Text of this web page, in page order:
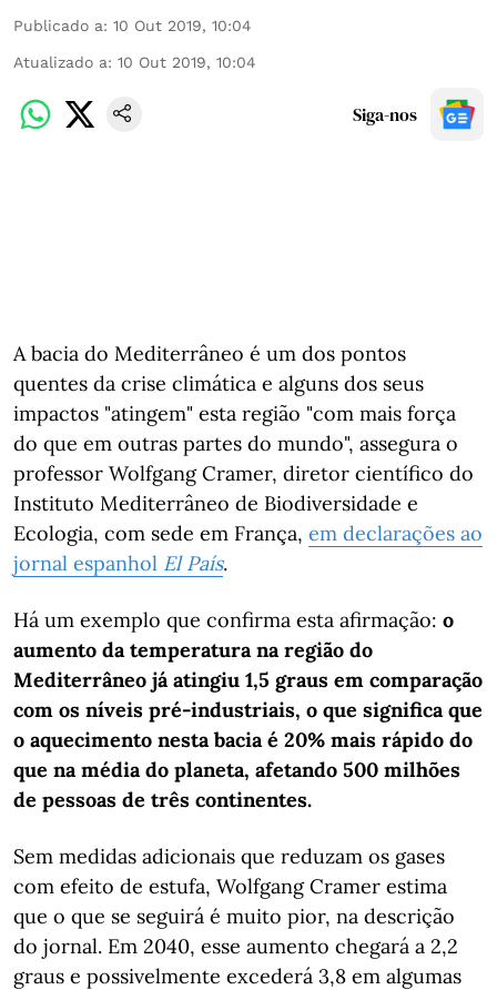
Publicado a: 10 Out 2019, 10:04
Atualizado a: 10 Out 2019, 10:04
Siga-nos
A bacia do Mediterrâneo é um dos pontos
quentes da crise climática e alguns dos seus
impactos "atingem" esta região "com mais força
do que em outras partes do mundo", assegura o
professor Wolfgang Cramer, diretor científico do
Instituto Mediterrâneo de Biodiversidade e
Ecologia, com sede em França, em declarações ao
jornal espanhol El País.
Há um exemplo que confirma esta afirmação: o
aumento da temperatura na região do
Mediterrâneo já atingiu 1,5 graus em comparação
com os níveis pré-industriais, o que significa que
o aquecimento nesta bacia é 20% mais rápido do
que na média do planeta, afetando 500 milhões
de pessoas de três continentes.
Sem medidas adicionais que reduzam os gases
com efeito de estufa, Wolfgang Cramer estima
que o que se seguirá é muito pior, na descrição
do jornal. Em 2040, esse aumento chegará a 2,2
graus e possivelmente excederá 3,8 em algumas